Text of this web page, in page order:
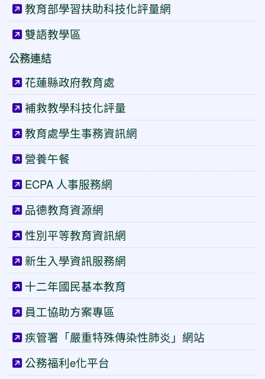
教育部學習扶助科技化評量網
雙語教學區
公務連結
花蓮縣政府教育處
補救教學科技化評量
教育處學生事務資訊網
營養午餐
ECPA 人事服務網
品德教育資源網
性別平等教育資訊網
新生入學資訊服務網
十二年國民基本教育
員工協助方案專區
疾管署「嚴重特殊傳染性肺炎」網站
公務福利e化平台